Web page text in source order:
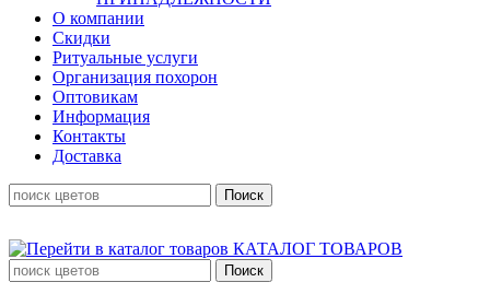
О компании
Скидки
Ритуальные услуги
Организация похорон
Оптовикам
Информация
Контакты
Доставка
КАТАЛОГ ТОВАРОВ